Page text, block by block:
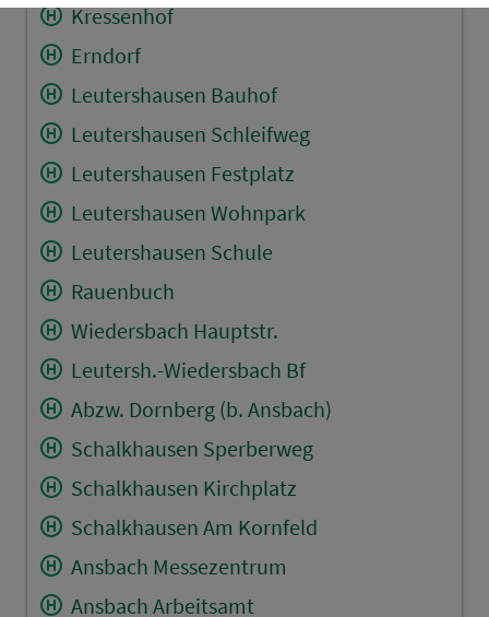
Kressenhof
Erndorf
Leutershausen Bauhof
Leutershausen Schleifweg
Leutershausen Festplatz
Leutershausen Wohnpark
Leutershausen Schule
Rauenbuch
Wiedersbach Hauptstr.
Leutersh.-Wiedersbach Bf
Abzw. Dornberg (b. Ansbach)
Schalkhausen Sperberweg
Schalkhausen Kirchplatz
Schalkhausen Am Kornfeld
Ansbach Messezentrum
Ansbach Arbeitsamt